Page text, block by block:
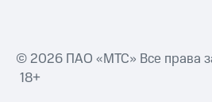
© 2026 ПАО «МТС» Все права
18+